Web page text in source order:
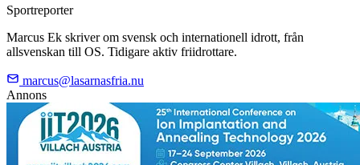
Sportreporter
Marcus Ek skriver om svensk och internationell idrott, från
allsvenskan till OS. Tidigare aktiv friidrottare.
marcus@lasarnasfria.nu
Annons